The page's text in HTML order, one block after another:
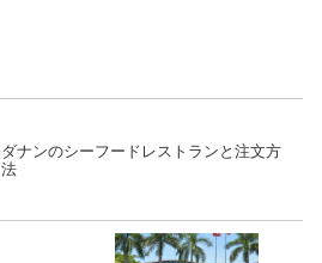
ダナンのシーフードレストランと注文方
法